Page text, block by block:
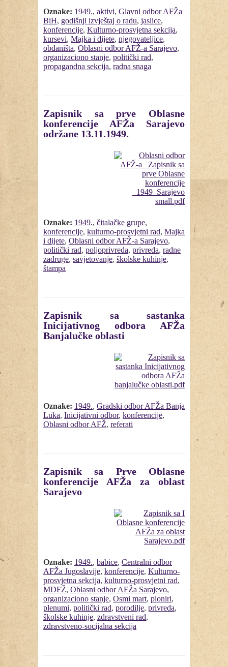
Oznake: 1949., aktivi, Glavni odbor AFŽa
BiH, godišnji izvještaj o radu, jaslice,
konferencije, Kulturno-prosvjetna sekcija,
kursevi, Majka i dijete, njegovateljice,
obdaništa, Oblasni odbor AFŽ-a Sarajevo,
organizaciono stanje, politički rad,
propagandna sekcija, radna snaga
Zapisnik sa prve Oblasne
konferencije AFŽa Sarajevo
održane 13.11.1949.
Oznake: 1949., čitalačke grupe,
konferencije, kulturno-prosvjetni rad, Majka
i dijete, Oblasni odbor AFŽ-a Sarajevo,
politički rad, poljoprivreda, privreda, radne
zadruge, savjetovanje, školske kuhinje,
štampa
Zapisnik sa sastanka
Inicijativnog odbora AFŽa
Banjalučke oblasti
Oznake: 1949., Gradski odbor AFŽa Banja
Luka, Inicijativni odbor, konferencije,
Oblasni odbor AFŽ, referati
Zapisnik sa Prve Oblasne
konferencije AFŽa za oblast
Sarajevo
Oznake: 1949., babice, Centralni odbor
AFŽa Jugoslavije, konferencije, Kulturno-
prosvjetna sekcija, kulturno-prosvjetni rad,
MDFŽ, Oblasni odbor AFŽa Sarajevo,
organizaciono stanje, Osmi mart, pioniri,
plenumi, politički rad, porodilje, privreda,
školske kuhinje, zdravstveni rad,
zdravstveno-socijalna sekcija